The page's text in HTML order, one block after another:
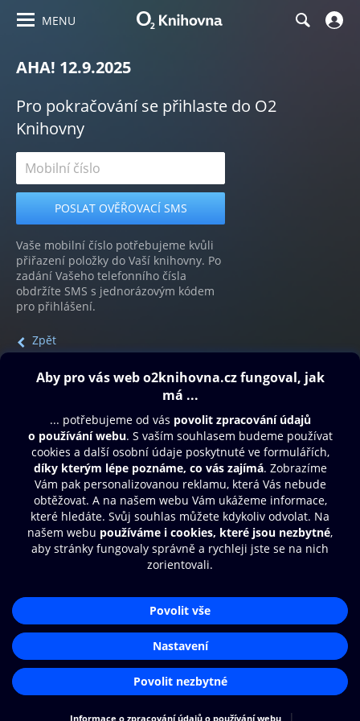
MENU
AHA! 12.9.2025
Pro pokračování se přihlaste do O2
Knihovny
Vaše mobilní číslo potřebujeme kvůli
přiřazení položky do Vaší knihovny. Po
zadání Vašeho telefonního čísla
obdržíte SMS s jednorázovým kódem
pro přihlášení.
Zpět
Obsah ke stažení
Moje O2 Knihovna
Další zábava
© O2 Czech Republic a.s.
Přístupnost
Zásady zpracování osobních údajů
Nastavení cookies
Aplikace O2 Knihovna
Čti a poslouchej své e-knihy a
audioknihy rychleji a pohodlněji.